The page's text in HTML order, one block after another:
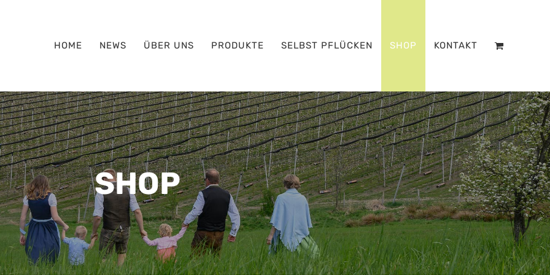
HOME NEWS ÜBER UNS PRODUKTE SELBST PFLÜCKEN SHOP KONTAKT
SHOP